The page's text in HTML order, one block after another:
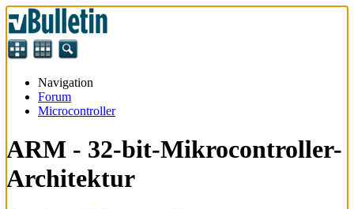
Navigation
Forum
Microcontroller
ARM - 32-bit-Mikrocontroller-
Architektur